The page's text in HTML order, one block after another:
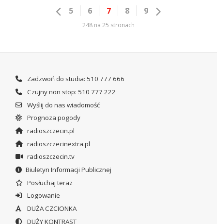
5 6 7 8 9
248 na 25 stronach
Zadzwoń do studia: 510 777 666
Czujny non stop: 510 777 222
Wyślij do nas wiadomość
Prognoza pogody
radioszczecin.pl
radioszczecinextra.pl
radioszczecin.tv
Biuletyn Informacji Publicznej
Posłuchaj teraz
Logowanie
DUŻA CZCIONKA
DUŻY KONTRAST